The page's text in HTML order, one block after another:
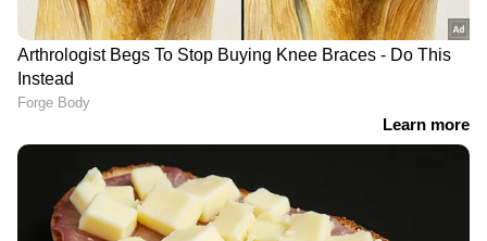
ഒളിവിലിരിക്കുന്ന അർജുൻ
ആയങ്കി പാലിയേക്കര ടോൾ